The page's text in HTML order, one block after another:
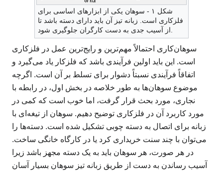
شکل ۱ - سوهان یکی از ابزارهای اساسی برای
فلزکاری است. زبانه تیز آن باید دارای دسته باشد تا
سوهان‌کاری احتمالاً مهم‌ترین و رایج‌ترین عمل در فلزکاری
است. این باید اولین فرآیندی باشد که فلزکار یاد می‌گیرد و
اتفاقاً فرآیندی نسبتاً دشوار برای تسلط بر آن است. اگرچه
موضوع سوهان‌ها به طور خلاصه در بخش اول، در رابطه با
نجاری، مورد بحث قرار گرفت، اما خوب است که کمی در
مورد کاربرد آن در فلزکاری توضیح دهیم. سوهان از تیغه‌ای با
زبانه برای اتصال به دسته چوبی تشکیل شده است. دسته‌ها را
می‌توان با چند سنت خریداری کرد یا در کارگاه خانگی ساخت.
در هر صورت، هر سوهان باید به یک دسته مجهز باشد زیرا
آسیب رساندن به دست از طریق زبانه تیز سوهان بسیار آسان